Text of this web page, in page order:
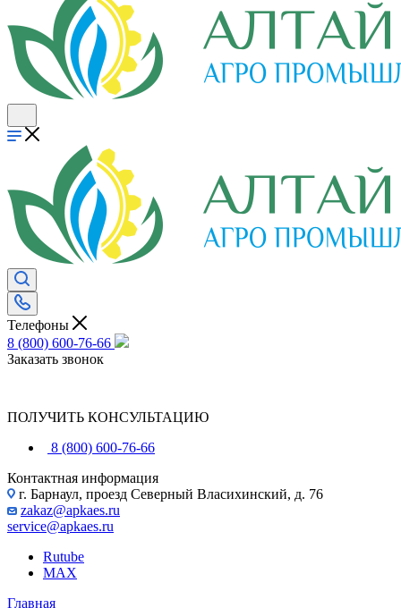
Телефоны
8 (800) 600-76-66
Заказать звонок
ПОЛУЧИТЬ КОНСУЛЬТАЦИЮ
8 (800) 600-76-66
Контактная информация
г. Барнаул, проезд Северный Власихинский, д. 76
zakaz@apkaes.ru
service@apkaes.ru
Rutube
MAX
Главная